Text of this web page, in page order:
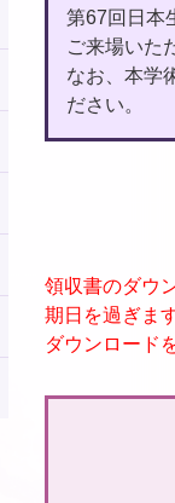
第67回日本
ご来場いた
なお、本学
ださい。
領収書のダウ
期日を過ぎま
ダウンロード